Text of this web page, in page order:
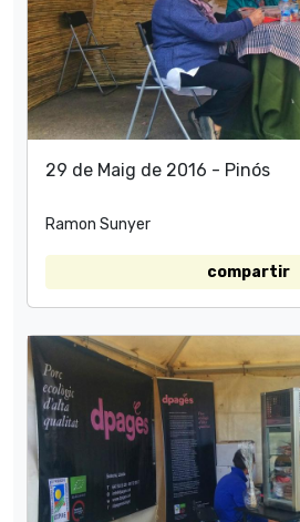
29 de Maig de 2016 - Pinós
Ramon Sunyer
compartir